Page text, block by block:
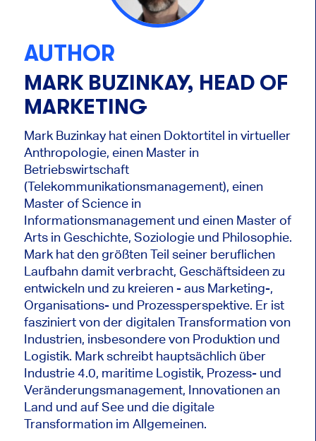
AUTHOR
MARK BUZINKAY, HEAD OF
MARKETING
Mark Buzinkay hat einen Doktortitel in virtueller
Anthropologie, einen Master in
Betriebswirtschaft
(Telekommunikationsmanagement), einen
Master of Science in
Informationsmanagement und einen Master of
Arts in Geschichte, Soziologie und Philosophie.
Mark hat den größten Teil seiner beruflichen
Laufbahn damit verbracht, Geschäftsideen zu
entwickeln und zu kreieren - aus Marketing-,
Organisations- und Prozessperspektive. Er ist
fasziniert von der digitalen Transformation von
Industrien, insbesondere von Produktion und
Logistik. Mark schreibt hauptsächlich über
Industrie 4.0, maritime Logistik, Prozess- und
Veränderungsmanagement, Innovationen an
Land und auf See und die digitale
Transformation im Allgemeinen.